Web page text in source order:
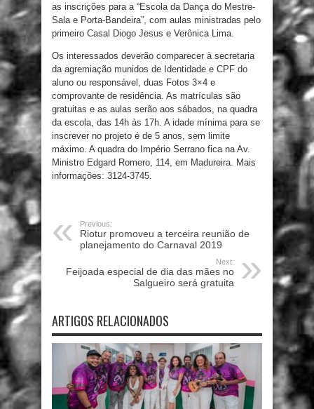
as inscrições para a “Escola da Dança do Mestre-
Sala e Porta-Bandeira”, com aulas ministradas pelo
primeiro Casal Diogo Jesus e Verônica Lima.
Os interessados deverão comparecer à secretaria
da agremiação munidos de Identidade e CPF do
aluno ou responsável, duas Fotos 3×4 e
comprovante de residência. As matrículas são
gratuitas e as aulas serão aos sábados, na quadra
da escola, das 14h às 17h. A idade mínima para se
inscrever no projeto é de 5 anos, sem limite
máximo. A quadra do Império Serrano fica na Av.
Ministro Edgard Romero, 114, em Madureira. Mais
informações: 3124-3745.
Previous:
Riotur promoveu a terceira reunião de
planejamento do Carnaval 2019
Next:
Feijoada especial de dia das mães no
Salgueiro será gratuita
ARTIGOS RELACIONADOS